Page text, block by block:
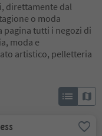
direttamente dal
o moda
pagina tutti i negozi di
moda e
artistico, pelletteria